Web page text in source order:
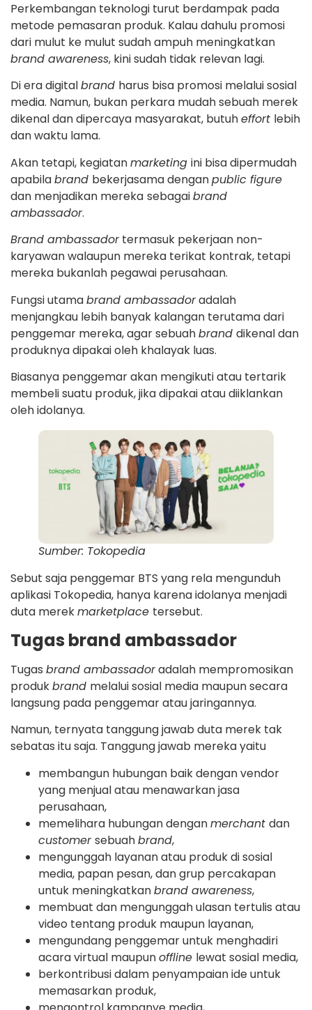
Perkembangan teknologi turut berdampak pada
metode pemasaran produk. Kalau dahulu promosi
dari mulut ke mulut sudah ampuh meningkatkan
brand awareness, kini sudah tidak relevan lagi.
Di era digitalbrand harus bisa promosi melalui sosial
media. Namun, bukan perkara mudah sebuah merek
dikenal dan dipercaya masyarakat, butuheffort lebih
dan waktu lama.
Akan tetapi, kegiatanmarketing ini bisa dipermudah
apabilabrand bekerjasama denganpublic figure
dan menjadikan mereka sebagaibrand
ambassador.
Brand ambassadortermasuk pekerjaan non-
karyawan walaupun mereka terikat kontrak, tetapi
mereka bukanlah pegawai perusahaan.
Fungsi utamabrand ambassadoradalah
menjangkau lebih banyak kalangan terutama dari
penggemar mereka, agar sebuahbrand dikenal dan
produknya dipakai oleh khalayak luas.
Biasanya penggemar akan mengikuti atau tertarik
membeli suatu produk, jika dipakai atau diiklankan
oleh idolanya.
Sumber: Tokopedia
Sebut saja penggemar BTS yang rela mengunduh
aplikasi Tokopedia, hanya karena idolanya menjadi
duta merekmarketplace tersebut.
Tugas brand ambassador
Tugas brand ambassadoradalah mempromosikan
produkbrand melalui sosial media maupun secara
langsung pada penggemar atau jaringannya.
Namun, ternyata tanggung jawab duta merek tak
sebatas itu saja. Tanggung jawab mereka yaitu
membangun hubungan baik dengan vendor
yang menjual atau menawarkan jasa
perusahaan,
memelihara hubungan denganmerchant dan
customersebuahbrand,
mengunggah layanan atau produk di sosial
media, papan pesan, dan grup percakapan
untuk meningkatkanbrand awareness,
membuat dan mengunggah ulasan tertulis atau
video tentang produk maupun layanan,
mengundang penggemar untuk menghadiri
acara virtual maupunoffline lewat sosial media,
berkontribusi dalam penyampaian ide untuk
memasarkan produk,